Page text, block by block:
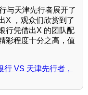
与天津先行者展开了
X ，观众们欣赏到了
行凭借出X 的团队配
彩程度十分之高，值
VS 天津先行者，